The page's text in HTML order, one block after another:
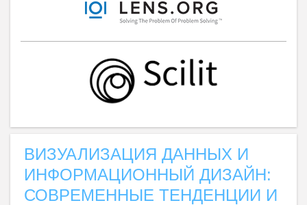
ВИЗУАЛИЗАЦИЯ ДАННЫХ И
ИНФОРМАЦИОННЫЙ ДИЗАЙН:
СОВРЕМЕННЫЕ ТЕНДЕНЦИИ И